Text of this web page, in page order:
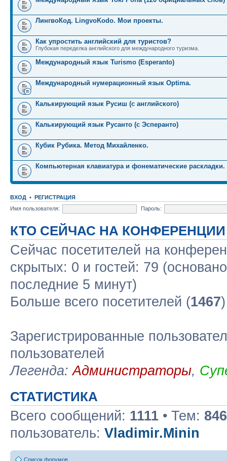
ЛингвоКод. LingvoKodo. Мои проекты.
Как упростить английский для туристов?
Глубокая переделка английского для международного туризма.
Международный язык Turismo (Esperanto)
Международный нумерационный язык Optima.
Калькирующий язык Русиш (с английского)
Калькирующий язык Русанто (с Эсперанто)
Кубик Рубика. Метод Михайленко.
Компьютерная клавиатура и фонематические раскладки.
ВХОД • РЕГИСТРАЦИЯ
Имя пользователя:
Пароль:
КТО СЕЙЧАС НА КОНФЕРЕНЦИИ
Сейчас посетителей на
скрытых: 0 и гостей: 79
последние 5 минут)
Больше всего посетителей (1467
Зарегистрированные
пользователей
Легенда:Администраторы,
СТАТИСТИКА
Всего сообщений: 1111 • Тем: 846
пользователь: Vladimir.Minin
Список форумов